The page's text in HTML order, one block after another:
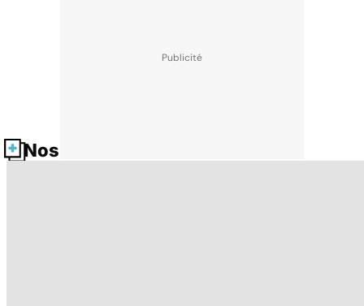
Nos fiches santé